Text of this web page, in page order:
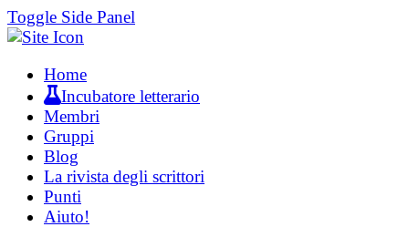
Toggle Side Panel
Home
Incubatore letterario
Membri
Gruppi
Blog
La rivista degli scrittori
Punti
Aiuto!